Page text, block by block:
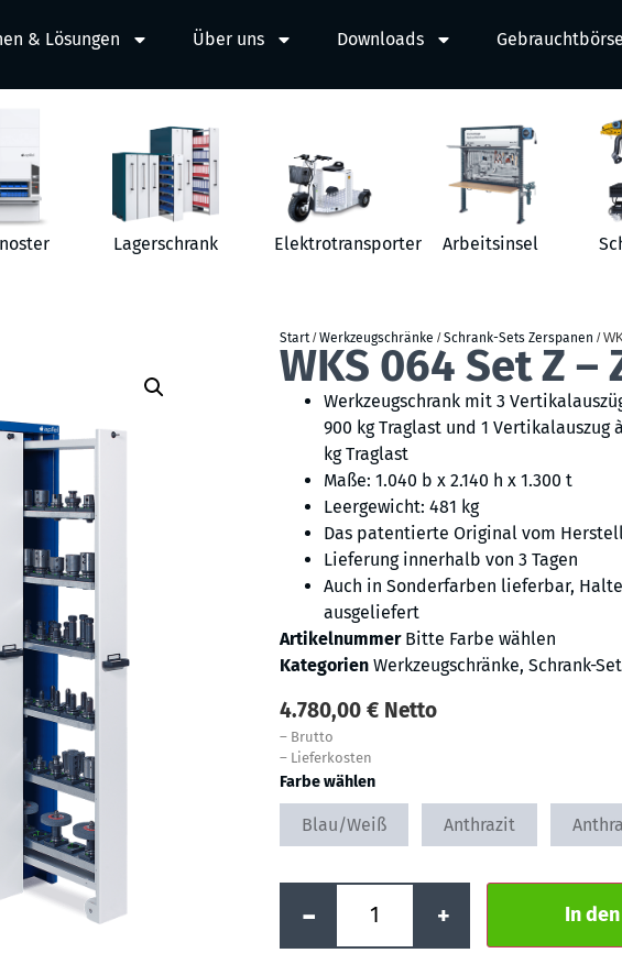
& Lösungen Über uns Downloads Gebrauchtbörse
Lagerschrank Elektrotransporter Arbeitsinsel
Start/Werkzeugschränke /Schrank-Sets Zerspanen /
WKS 064 Set Z –
Werkzeugschrank mit 3
900 kg Traglast und 1 Vertikalauszug
kg Traglast
Maße: 1.040 b x 2.140 h x 1.300 t
Leergewicht: 481 kg
Das patentierte Original vom
Lieferung innerhalb von 3 Tagen
Auch in Sonderfarben lieferbar,
ausgeliefert
Artikelnummer Bitte Farbe wählen
Kategorien Werkzeugschränke, Schrank-
4.780,00 € Netto
– Brutto
– Lieferkosten
Farbe wählen
Blau/Weiß Anthrazit
- + In